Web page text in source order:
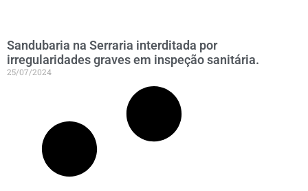
Sandubaria na Serraria interditada por
irregularidades graves em inspeção sanitária.
25/07/2024